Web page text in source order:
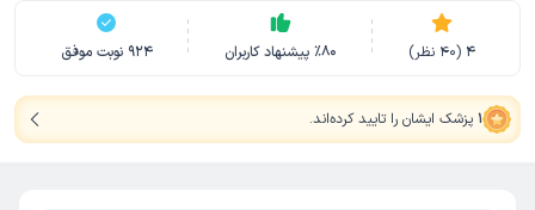
4
(
40 نظر) ٪80 پیشنهاد کاربران 924 نوبت موفق
1 پزشک ایشان را تایید کرده‌اند.